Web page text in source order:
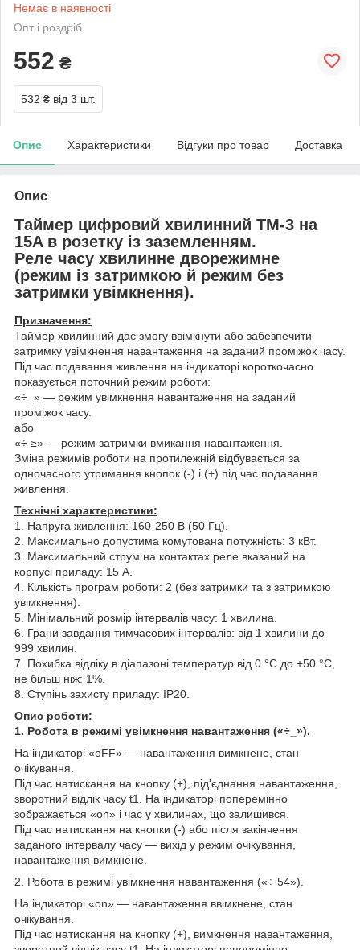
Немає в наявності
Опт і роздріб
552 ₴
532 ₴ від 3 шт.
Опис Характеристики Відгуки про товар Доставка
Опис
Таймер цифровий хвилинний ТМ-3 на
15A в розетку із заземленням.
Реле часу хвилинне дворежимне
(режим із затримкою й режим без
затримки увімкнення).
Призначення:
Таймер хвилинний дає змогу ввімкнути або забезпечити
затримку увімкнення навантаження на заданий проміжок часу.
Під час подавання живлення на індикаторі короткочасно
показується поточний режим роботи:
«÷_» — режим увімкнення навантаження на заданий
проміжок часу.
або
«÷ ≥» — режим затримки вмикання навантаження.
Зміна режимів роботи на протилежній відбувається за
одночасного утримання кнопок (-) і (+) під час подавання
живлення.
Технічні характеристики:
1. Напруга живлення: 160-250 В (50 Гц).
2. Максимально допустима комутована потужність: 3 кВт.
3. Максимальний струм на контактах реле вказаний на
корпусі приладу: 15 А.
4. Кількість програм роботи: 2 (без затримки та з затримкою
увімкнення).
5. Мінімальний розмір інтервалів часу: 1 хвилина.
6. Грани завдання тимчасових інтервалів: від 1 хвилини до
999 хвилин.
7. Похибка відліку в діапазоні температур від 0 °C до +50 °C,
не більш ніж: 1%.
8. Ступінь захисту приладу: IP20.
Опис роботи:
1. Робота в режимі увімкнення навантаження («÷_»).
На індикаторі «oFF» — навантаження вимкнене, стан
очікування.
Під час натискання на кнопку (+), під'єднання навантаження,
зворотний відлік часу t1. На індикаторі поперемінно
зображається «on» і час у хвилинах, що залишився.
Під час натискання на кнопки (-) або після закінчення
заданого інтервалу часу — вихід у режим очікування,
навантаження вимкнене.
2. Робота в режимі увімкнення навантаження («÷ 54»).
На індикаторі «on» — навантаження ввімкнене, стан
очікування.
Під час натискання на кнопку (+), вимкнення навантаження,